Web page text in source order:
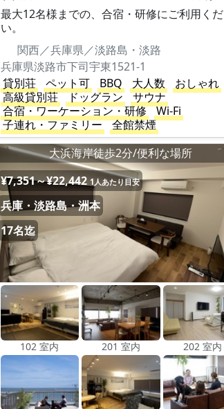
最大12名様までの、合宿・研修にご利用くだ
い。
関西／兵庫県／淡路島・淡路
兵庫県淡路市下司宇東1521-1
貸別荘
ペット可 BBQ 大人数
おしゃれ
高級貸別荘
ドッグラン
サウナ
合宿・ワーケーション・研修
Wi-Fi
子連れ・ファミリー
全館禁煙
大浜海岸徒歩2分/便利な場所
¥7,351～¥22,442 1人あたり目安
兵庫・淡路島・洲本
17名迄
102 室内 201 室内 202 室内